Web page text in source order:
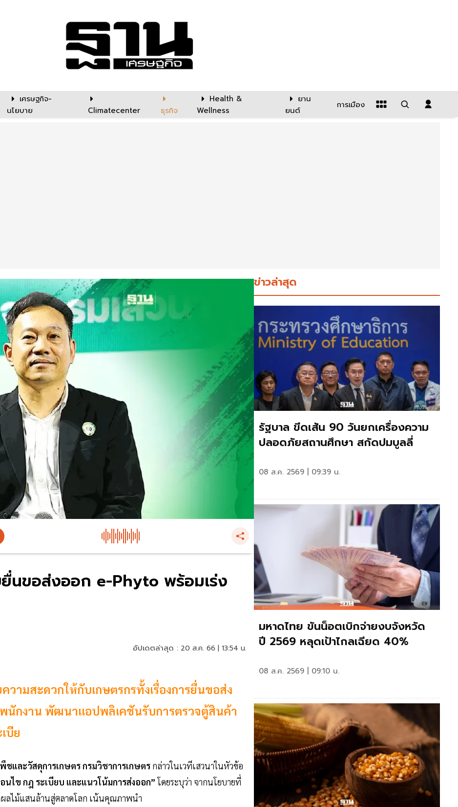
เศรษฐกิจ-
นโยบาย
Climatecenter ธุรกิจ
Health &
Wellness
ยาน
ยนต์
การเมือง
ยื่นขอส่งออก e-Phyto พร้อมเร่ง
อัปเดตล่าสุด : 20 ส.ค. 66 | 13:54 น.
วามสะดวกให้กับเกษตรกรทั้งเรื่องการยื่นขอส่ง
นักงาน พัฒนาแอปพลิเคชันรับการตรวจตู้สินค้า
บีย
และวัสดุการเกษตร กรมวิชาการเกษตร กล่าวในเวทีเสวนาในหัวข้อ
นไข กฎ ระเบียบ และแนวโน้มการส่งออก”โดยระบุว่า จากนโยบายที่
ผลไม้แสนล้านสู่ตลาดโลก เน้นคุณภาพนำ
ข่าวล่าสุด
รัฐบาล ขีดเส้น 90 วันยกเครื่องความ
ปลอดภัยสถานศึกษา สกัดปมบูลลี่
08 ส.ค. 2569 | 09:39 น.
มหาดไทย ขันน็อตเบิกจ่ายงบจังหวัด
ปี 2569 หลุดเป้าไกลเฉียด 40%
08 ส.ค. 2569 | 09:10 น.